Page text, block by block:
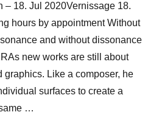
– 18. Jul 2020Vernissage 18.
hours by appointment Without
and without dissonance
new works are still about
graphics. Like a composer, he
surfaces to create a
…